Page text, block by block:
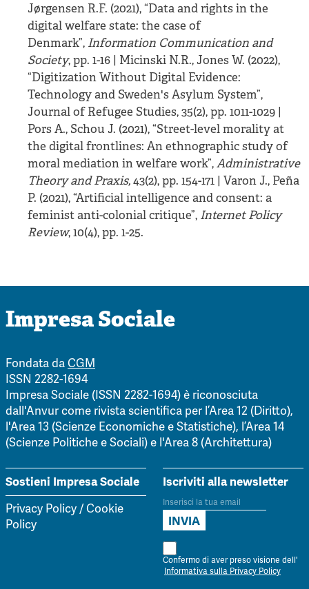
Jørgensen R.F. (2021), “Data and rights in the
digital welfare state: the case of
Denmark”, Information Communication and
Society, pp. 1-16 | Micinski N.R., Jones W. (2022),
“Digitization Without Digital Evidence:
Technology and Sweden's Asylum System”,
Journal of Refugee Studies, 35(2), pp. 1011-1029 |
Pors A., Schou J. (2021), “Street-level morality at
the digital frontlines: An ethnographic study of
moral mediation in welfare work”,Administrative
Theory and Praxis,43(2), pp. 154-171 | Varon J., Peña
P. (2021), “Artificial intelligence and consent: a
feminist anti-colonial critique”, Internet Policy
Review, 10(4), pp. 1-25.
Impresa Sociale
Fondata daCGM
ISSN 2282-1694
Impresa Sociale (ISSN 2282-1694) è riconosciuta
dall'Anvur come rivista scientifica per l’Area 12 (Diritto),
l'Area 13 (Scienze Economiche e Statistiche), l’Area 14
(Scienze Politiche e Sociali) e l'Area 8 (Architettura)
Sostieni Impresa Sociale
Privacy Policy/Cookie
Policy
Iscriviti alla newsletter
Confermo di aver preso visione dell'
Informativa sulla Privacy Policy